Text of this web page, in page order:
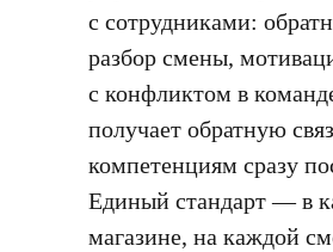
с сотрудниками:
разбор смены,
с конфликтом в
получает обратную
компетенциям сразу
Единый стандарт — в
магазине, на каждой